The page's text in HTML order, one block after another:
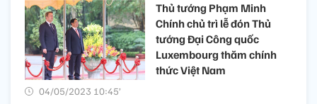
Thủ tướng Phạm Minh
Chính chủ trì lễ đón Thủ
tướng Đại Công quốc
Luxembourg thăm chính
thức Việt Nam
04/05/2023 10:45’